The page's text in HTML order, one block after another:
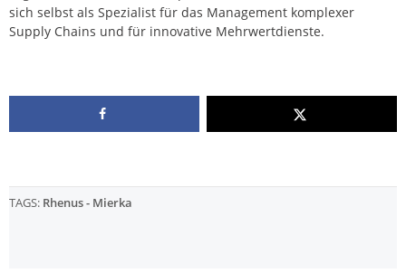
sich selbst als Spezialist für das Management komplexer
Supply Chains und für innovative Mehrwertdienste.
TAGS: Rhenus - Mierka